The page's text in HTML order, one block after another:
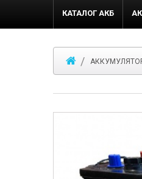
КАТАЛОГ АКБ